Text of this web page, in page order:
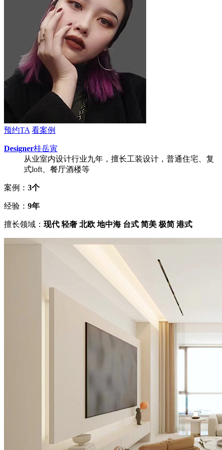
预约TA 看案例
Designer桂岳寅
从业室内设计行业九年，擅长工装设计，普通住宅、复
式loft、餐厅酒楼等
案例： 3个
经验： 9年
擅长领域： 现代 轻奢 北欧 地中海 台式 简美 极简 港式